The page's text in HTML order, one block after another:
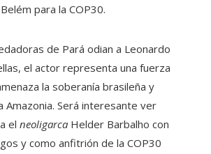
para la COP30.
de Pará odian a Leonardo
el actor representa una fuerza
la soberanía brasileña y
Amazonia. Será interesante ver
el neoligarca Helder Barbalho con
y como anfitrión de la COP30